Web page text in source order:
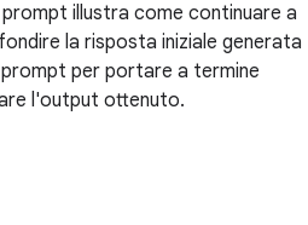
illustra come continuare a
la risposta iniziale generata
per portare a termine
l'output ottenuto.